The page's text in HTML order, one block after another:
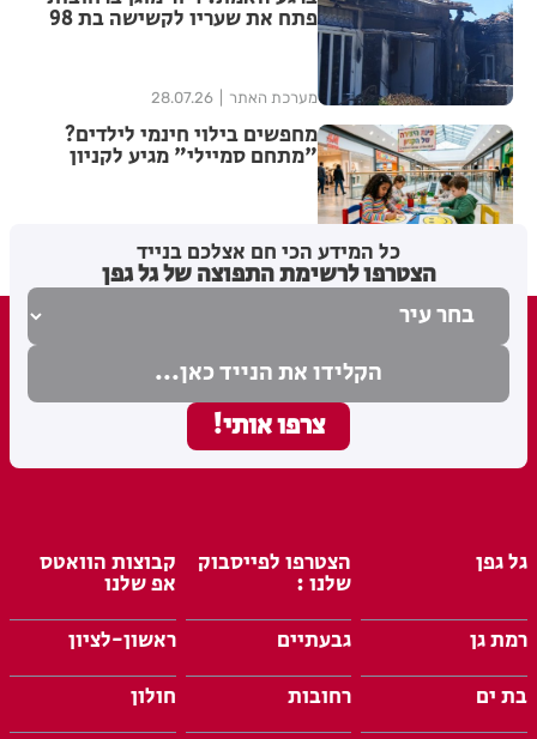
פתח את שעריו לקשישה בת 98
מערכת האתר 28.07.26
מחפשים בילוי חינמי לילדים?
"מתחם סמיילי" מגיע לקניון
כל המידע הכי חם אצלכם בנייד
הצטרפו לרשימת התפוצה של גל גפן
גל גפן הצטרפו לפייסבוק
שלנו :
קבוצות הוואטס
אפ שלנו
רמת גן
גבעתיים
ראשון-לציון
בת ים
רחובות
חולון